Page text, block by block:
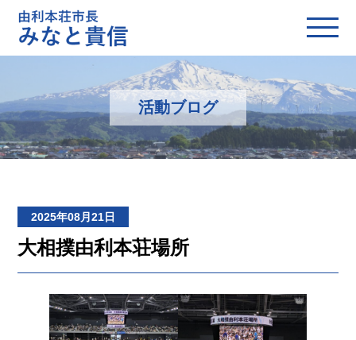
活動ブログ
2025年08月21日
大相撲由利本荘場所